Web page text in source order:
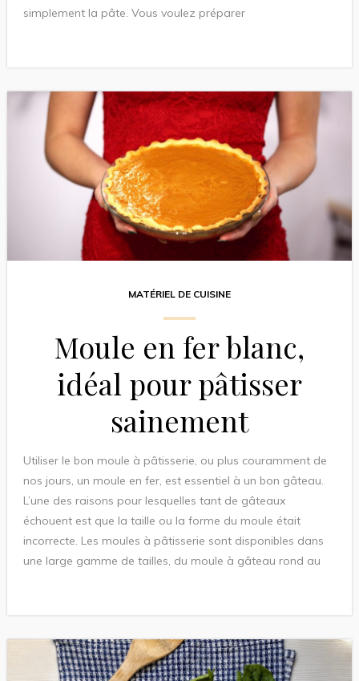
simplement la pâte. Vous voulez préparer
MATÉRIEL DE CUISINE
Moule en fer blanc,
idéal pour pâtisser
sainement
Utiliser le bon moule à pâtisserie, ou plus couramment de
nos jours, un moule en fer, est essentiel à un bon gâteau.
L’une des raisons pour lesquelles tant de gâteaux
échouent est que la taille ou la forme du moule était
incorrecte. Les moules à pâtisserie sont disponibles dans
une large gamme de tailles, du moule à gâteau rond au